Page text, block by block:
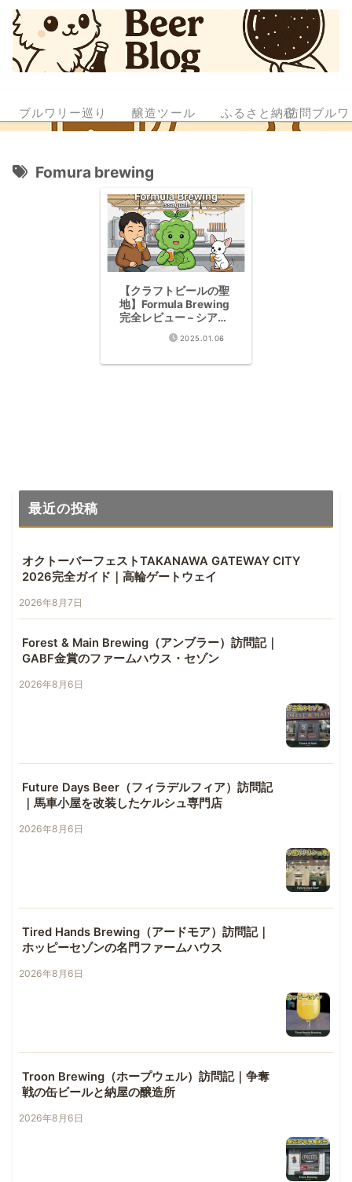
ブルワリー巡り 醸造ツール ふるさと納税訪問ブル
Fomura brewing
【クラフトビールの聖
地】Formula Brewing
完全レビュー – シアト
ル郊外の隠れた名醸造
2025.01.06
最近の投稿
オクトーバーフェストTAKANAWA GATEWAY CITY
2026完全ガイド｜高輪ゲートウェイ
2026年8月7日
Forest & Main Brewing（アンブラー）訪問記｜
GABF金賞のファームハウス・セゾン
2026年8月6日
Future Days Beer（フィラデルフィア）訪問記
｜馬車小屋を改装したケルシュ専門店
2026年8月6日
Tired Hands Brewing（アードモア）訪問記｜
ホッピーセゾンの名門ファームハウス
2026年8月6日
Troon Brewing（ホープウェル）訪問記｜争奪
戦の缶ビールと納屋の醸造所
2026年8月6日